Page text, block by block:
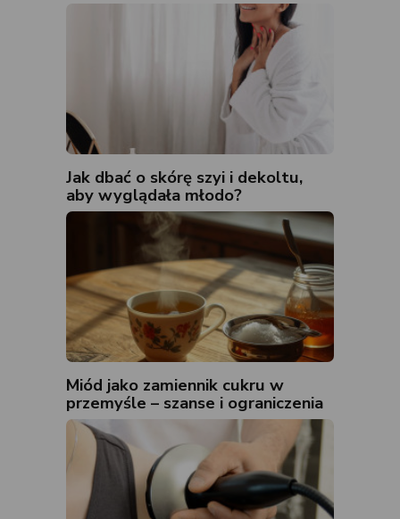
Jak dbać o skórę szyi i dekoltu,
aby wyglądała młodo?
Miód jako zamiennik cukru w
przemyśle – szanse i ograniczenia